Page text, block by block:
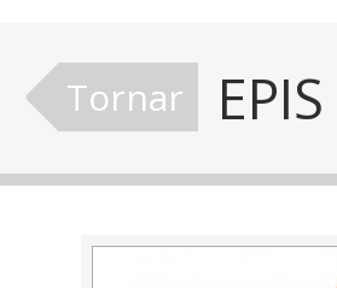
Tornar EPIS